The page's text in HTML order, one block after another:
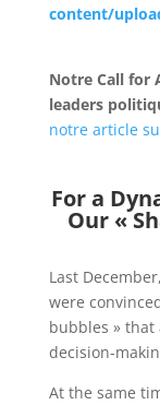
content/
Notre Call for
leaders
notre article
For a
Our «
Last
were
bubbles » that
decision-
At the same